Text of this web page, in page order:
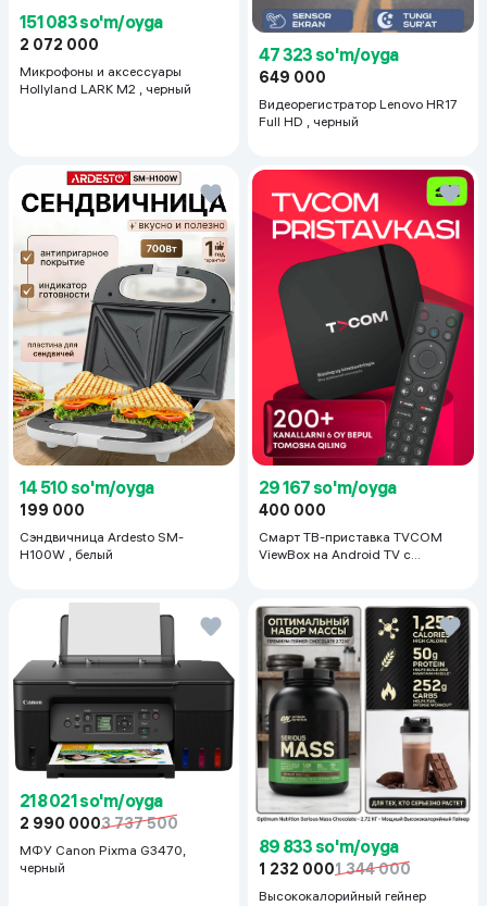
151 083 so'm/oyga
2 072 000
Микрофоны и аксессуары
Hollyland LARK M2 , черный
47 323 so'm/oyga
649 000
Видеорегистратор Lenovo HR17
Full HD , черный
14 510 so'm/oyga
199 000
Сэндвичница Ardesto SM-
H100W , белый
29 167 so'm/oyga
400 000
Смарт ТВ-приставка TVCOM
ViewBox на Android TV с
218 021 so'm/oyga
2 990 0003 737 500
МФУ Canon Pixma G3470,
черный
89 833 so'm/oyga
1 232 0001 344 000
Высококалорийный гейнер